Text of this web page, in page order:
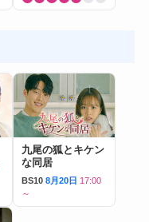
九尾の狐とキケン
な同居
BS10 8月20日 17:00
～